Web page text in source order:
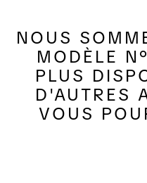
NOUS
MODÈLE
PLUS
D'AUTRES
VOUS